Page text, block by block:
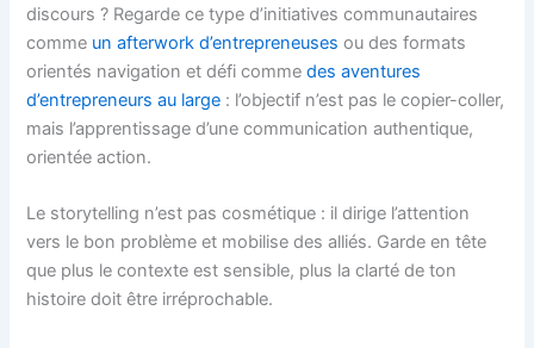
discours ? Regarde ce type d’initiatives communautaires
comme un afterwork d’entrepreneuses ou des formats
orientés navigation et défi commedes aventures
d’entrepreneurs au large : l’objectif n’est pas le copier-coller,
mais l’apprentissage d’une communication authentique,
orientée action.
Le storytelling n’est pas cosmétique : il dirige l’attention
vers le bon problème et mobilise des alliés. Garde en tête
que plus le contexte est sensible, plus la clarté de ton
histoire doit être irréprochable.